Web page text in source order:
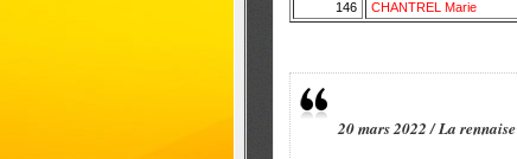
146
CHANTREL Marie
20 mars 2022 / La rennaise